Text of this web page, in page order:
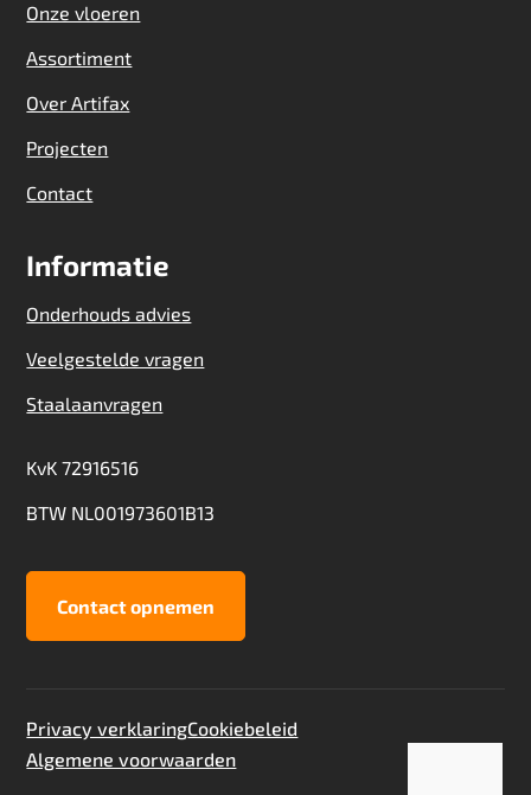
Onze vloeren
Assortiment
Over Artifax
Projecten
Contact
Informatie
Onderhouds advies
Veelgestelde vragen
Staalaanvragen
KvK 72916516
BTW NL001973601B13
Contact opnemen
Privacy verklaringCookiebeleid
Algemene voorwaarden